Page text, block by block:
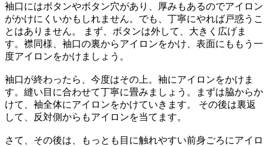
袖口にはボタンやボタン穴があり、厚みもあるのでアイロン
がかけにくいかもしれません。でも、丁寧にやれば戸惑うこ
とはありません。 まず、ボタンは外して、大きく広げま
す。襟同様、袖口の裏からアイロンをかけ、表面にももう一
度アイロンをかけましょう。
袖口が終わったら、今度はその上。袖にアイロンをかけま
す。縫い目に合わせて丁寧に畳みましょう。まずは脇からか
けて、袖全体にアイロンをかけていきます。 その後は裏返
して、反対側からもアイロンを当てます。
さて、その後は、もっとも目に触れやすい前身ごろにアイロ